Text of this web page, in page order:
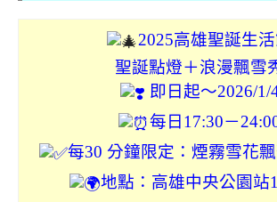
2025高雄聖誕生
聖誕點燈＋浪漫飄雪
即日起～2026/1/
每日17:30－
每30 分鐘限定：煙霧雪花
地點：高雄中央公園站